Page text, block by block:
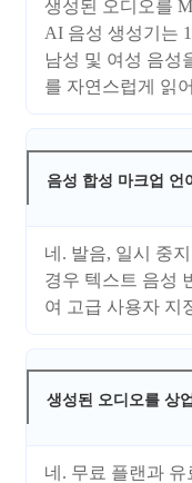
생성된 오디오를
AI 음성 생성기는
남성 및 여성 음성
를 자연스럽게 읽
음성 합성 마크업 언
네. 발음, 일시 중
경우 텍스트 음성
여 고급 사용자 지
생성된 오디오를 상
네. 무료 플랜과 유